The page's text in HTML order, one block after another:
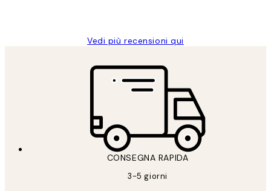
Vedi più recensioni qui
CONSEGNA RAPIDA
3-5 giorni